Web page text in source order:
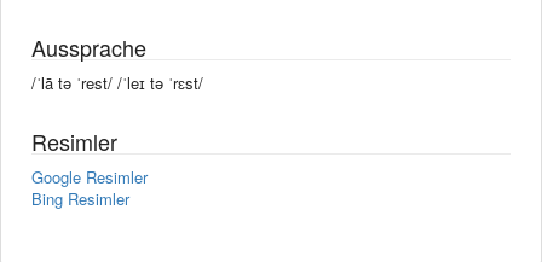
Aussprache
/ˈlā tə ˈrest/ /ˈleɪ tə ˈrɛst/
Resimler
Google Resimler
Bing Resimler